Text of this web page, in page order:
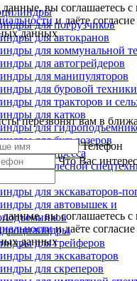
для погрузчиков
для автокранов
для коммунальной
для автогрейдеров
для манипуляторов
для буровой техники
для тракторов и
для катков
для
для бульдозеров
для пресса
для лесной
для экскаваторов-
для автовышек и
для грейферов
для экскаваторов
для скреперов
данные, вы соглашаетесь
и даёте
данных
перезвонят вам в
Телефон
Что Вас
данные, вы соглашаетесь
и даёте
данных